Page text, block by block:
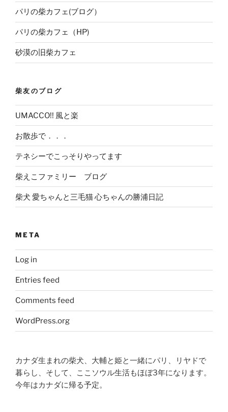
パリの柴カフェ(ブログ）
パリの柴カフェ（HP)
砂漠の旧柴カフェ
柴友のブログ
UMACCO!! 風と楽
お散歩で．．．
テネシーでこっそりやってます
柴えこファミリー ブログ
柴犬 愛ちゃんと三毛猫 心ちゃんの勝浦日記
META
Log in
Entries feed
Comments feed
WordPress.org
カナダ生まれの柴犬、大輔と姫と一緒にパリ、リヤドで
暮らし、そして、ここソウル生活もほぼ3年になります。
今年はカナダに帰る予定。